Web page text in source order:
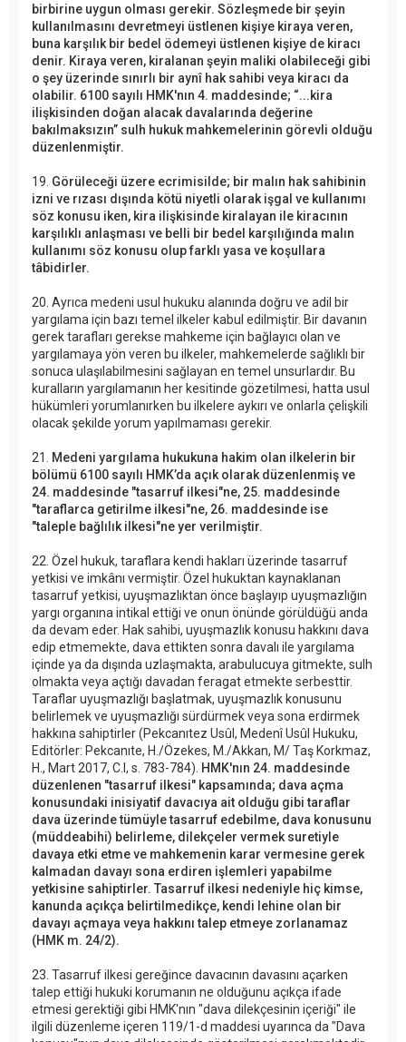
birbirine uygun olması gerekir. Sözleşmede bir şeyin
kullanılmasını devretmeyi üstlenen kişiye kiraya veren,
buna karşılık bir bedel ödemeyi üstlenen kişiye de kiracı
denir. Kiraya veren, kiralanan şeyin maliki olabileceği gibi
o şey üzerinde sınırlı bir aynî hak sahibi veya kiracı da
olabilir. 6100 sayılı HMK'nın 4. maddesinde; “...kira
ilişkisinden doğan alacak davalarında değerine
bakılmaksızın” sulh hukuk mahkemelerinin görevli olduğu
düzenlenmiştir.
19. Görüleceği üzere ecrimisilde; bir malın hak sahibinin
izni ve rızası dışında kötü niyetli olarak işgal ve kullanımı
söz konusu iken, kira ilişkisinde kiralayan ile kiracının
karşılıklı anlaşması ve belli bir bedel karşılığında malın
kullanımı söz konusu olup farklı yasa ve koşullara
tâbidirler.
20. Ayrıca medeni usul hukuku alanında doğru ve adil bir
yargılama için bazı temel ilkeler kabul edilmiştir. Bir davanın
gerek tarafları gerekse mahkeme için bağlayıcı olan ve
yargılamaya yön veren bu ilkeler, mahkemelerde sağlıklı bir
sonuca ulaşılabilmesini sağlayan en temel unsurlardır. Bu
kuralların yargılamanın her kesitinde gözetilmesi, hatta usul
hükümleri yorumlanırken bu ilkelere aykırı ve onlarla çelişkili
olacak şekilde yorum yapılmaması gerekir.
21.
Medeni yargılama hukukuna hakim olan ilkelerin bir
bölümü 6100 sayılı HMK’da açık olarak düzenlenmiş ve
24. maddesinde "tasarruf ilkesi"ne, 25. maddesinde
"taraflarca getirilme ilkesi"ne, 26. maddesinde ise
"taleple bağlılık ilkesi"ne yer verilmiştir.
22. Özel hukuk, taraflara kendi hakları üzerinde tasarruf
yetkisi ve imkânı vermiştir. Özel hukuktan kaynaklanan
tasarruf yetkisi, uyuşmazlıktan önce başlayıp uyuşmazlığın
yargı organına intikal ettiği ve onun önünde görüldüğü anda
da devam eder. Hak sahibi, uyuşmazlık konusu hakkını dava
edip etmemekte, dava ettikten sonra davalı ile yargılama
içinde ya da dışında uzlaşmakta, arabulucuya gitmekte, sulh
olmakta veya açtığı davadan feragat etmekte serbesttir.
Taraflar uyuşmazlığı başlatmak, uyuşmazlık konusunu
belirlemek ve uyuşmazlığı sürdürmek veya sona erdirmek
hakkına sahiptirler (Pekcanıtez Usûl, Medenî Usûl Hukuku,
Editörler: Pekcanıte, H./Özekes, M./Akkan, M/ Taş Korkmaz,
H., Mart 2017, C.I, s. 783-784). HMK'nın 24. maddesinde
düzenlenen "tasarruf ilkesi" kapsamında; dava açma
konusundaki inisiyatif davacıya ait olduğu gibi taraflar
dava üzerinde tümüyle tasarruf edebilme, dava konusunu
(müddeabihi) belirleme, dilekçeler vermek suretiyle
davaya etki etme ve mahkemenin karar vermesine gerek
kalmadan davayı sona erdiren işlemleri yapabilme
yetkisine sahiptirler. Tasarruf ilkesi nedeniyle hiç kimse,
kanunda açıkça belirtilmedikçe, kendi lehine olan bir
davayı açmaya veya hakkını talep etmeye zorlanamaz
(HMK m. 24/2).
23. Tasarruf ilkesi gereğince davacının davasını açarken
talep ettiği hukuki korumanın ne olduğunu açıkça ifade
etmesi gerektiği gibi HMK'nın "dava dilekçesinin içeriği" ile
ilgili düzenleme içeren 119/1-d maddesi uyarınca da "Dava